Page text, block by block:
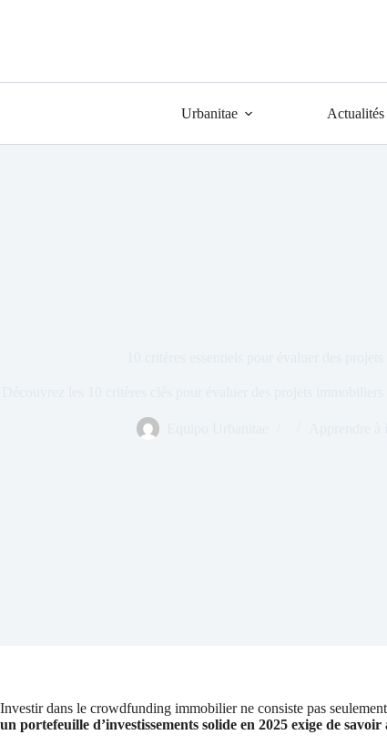
Urbanitae Actualités
Investir dans le crowdfunding immobilier ne consiste pas
un portefeuille d’investissements solide en 2025 exige de